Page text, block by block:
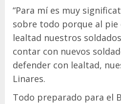
“Para mí es muy
sobre todo porque al pie
lealtad nuestros
contar con nuevos
defender con lealtad,
Linares.
Todo preparado para el